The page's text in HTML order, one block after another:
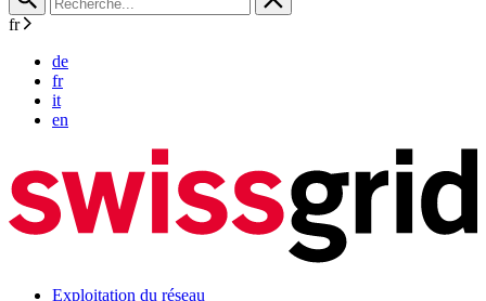
fr
de
fr
it
en
Exploitation du réseau